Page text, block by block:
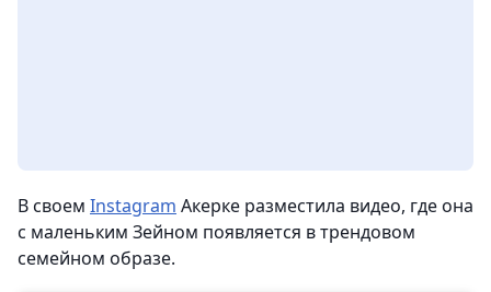
В своем Instagram Акерке разместила видео, где она
с маленьким Зейном появляется в трендовом
семейном образе.